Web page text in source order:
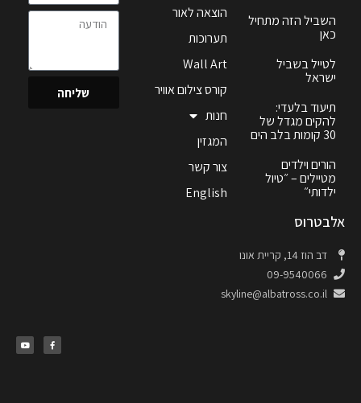
השביל הזה מתחיל
כאן
לטייל בשביל
ישראל
תיעוד בלעדי:
להקים מגדל של
30 קומות בלב הים
הורים וילדים
מטיילים – ״טיול
ילדותי״
הוצאה לאור
תערוכות
Wall Art
קורס צילום אוויר
חנות
המגזין
צור קשר
English
שליחה
אלבטרוס
דב הוז 14, קריית אונו
09-9540066
skyline@albatross.co.il